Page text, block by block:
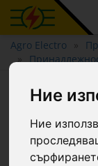
Ние
Ние
Agro Electro
-